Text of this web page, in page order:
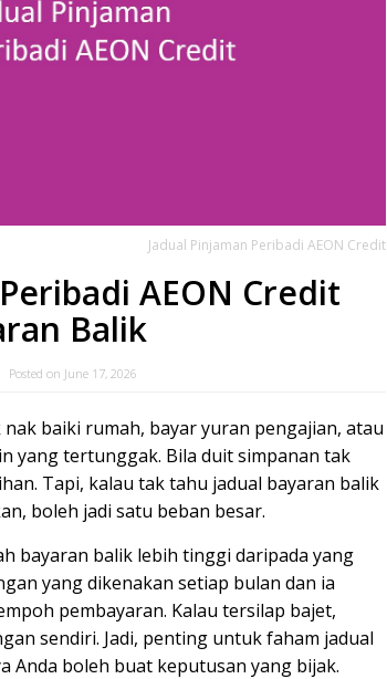
Jadual Pinjaman Peribadi AEON Credit
AEON Credit
Balik
Posted on June 17, 2026
baiki rumah, bayar yuran pengajian, atau
yang tertunggak. Bila duit simpanan tak
Tapi, kalau tak tahu jadual bayaran balik
boleh jadi satu beban besar.
bayaran balik lebih tinggi daripada yang
yang dikenakan setiap bulan dan ia
pembayaran. Kalau tersilap bajet,
sendiri. Jadi, penting untuk faham jadual
Anda boleh buat keputusan yang bijak.